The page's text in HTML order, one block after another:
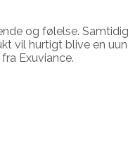
og følelse.
vil hurtigt blive en
Exuviance.